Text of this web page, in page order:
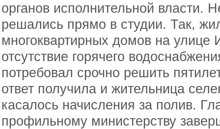
органов исполнительной власти.
решались прямо в студии. Так,
многоквартирных домов на улице
отсутствие горячего
потребовал срочно решить
ответ получила и жительница
касалось начисления за полив.
профильному министерству